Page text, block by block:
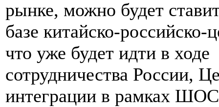
рынке, можно будет
базе китайско-российско-
что уже будет идти в
сотрудничества России,
интеграции в рамках